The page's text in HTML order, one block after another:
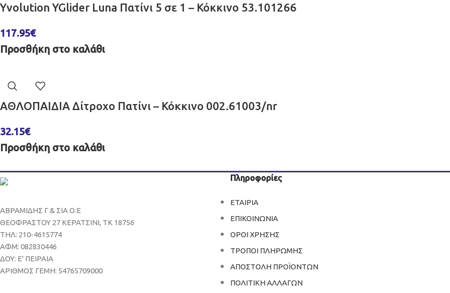
Yvolution YGlider Luna Πατίνι 5 σε 1 – Κόκκινο 53.101266
117.95€
Προσθήκη στο καλάθι
ΑΘΛΟΠΑΙΔΙΑ Δίτροχο Πατίνι – Κόκκινο 002.61003/nr
32.15€
Προσθήκη στο καλάθι
ΑΒΡΑΜΙΔΗΣ Γ & ΣΙΑ Ο.Ε
ΘΕΟΦΡΑΣΤΟΥ 27 ΚΕΡΑΤΣΙΝΙ, ΤΚ 18756
ΤΗΛ: 210-4615774
ΑΦΜ: 082830446
ΔΟΥ: Ε' ΠΕΙΡΑΙΑ
ΑΡΙΘΜΟΣ ΓΕΜΗ: 54765709000
Πληροφορίες
ΕΤΑΙΡΙΑ
ΕΠΙΚΟΙΝΩΝΙΑ
ΟΡΟΙ ΧΡΗΣΗΣ
ΤΡΟΠΟΙ ΠΛΗΡΩΜΗΣ
ΑΠΟΣΤΟΛΗ ΠΡΟΪΟΝΤΩΝ
ΠΟΛΙΤΙΚΗ ΑΛΛΑΓΩΝ